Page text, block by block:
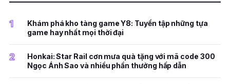
1
Khám phá kho tàng game Y8: Tuyển tập những tựa
game hay nhất mọi thời đại
2
Honkai: Star Rail cơn mưa quà tặng với mã code 300
Ngọc Ánh Sao và nhiều phần thưởng hấp dẫn